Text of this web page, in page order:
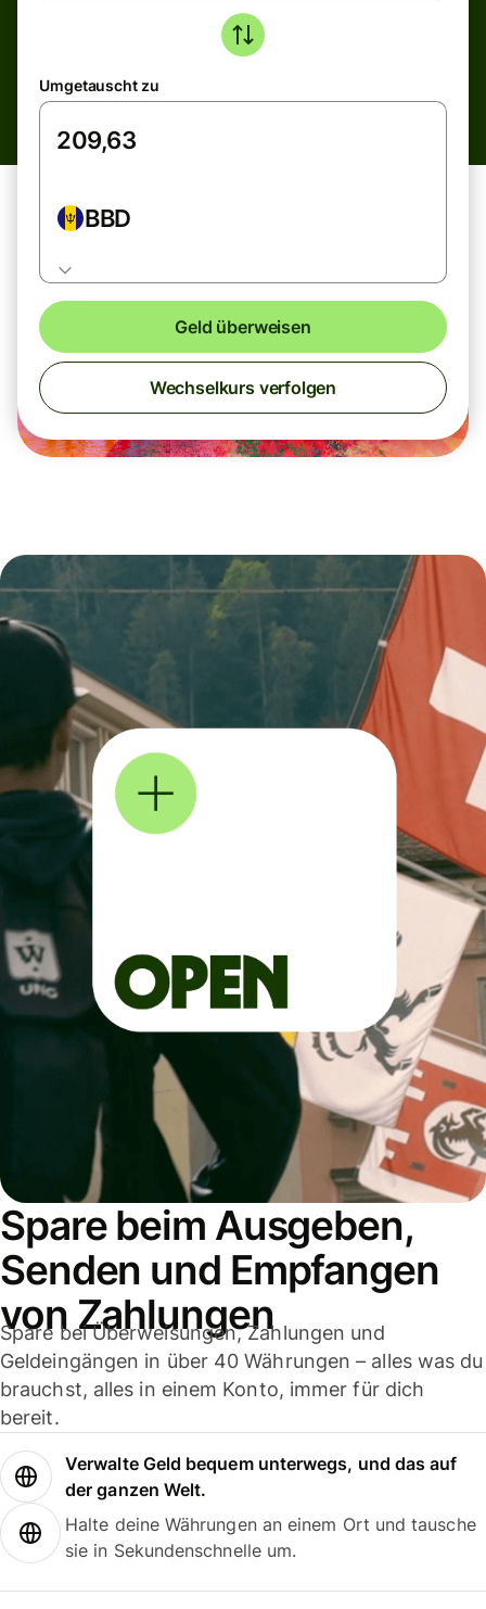
Umgetauscht zu
BBD
Geld überweisen
Wechselkurs verfolgen
Spare beim Ausgeben,
Senden und Empfangen
von Zahlungen
Spare bei Überweisungen, Zahlungen und
Geldeingängen in über 40 Währungen – alles was du
brauchst, alles in einem Konto, immer für dich
bereit.
Verwalte Geld bequem unterwegs, und das auf
der ganzen Welt.
Halte deine Währungen an einem Ort und tausche
sie in Sekundenschnelle um.